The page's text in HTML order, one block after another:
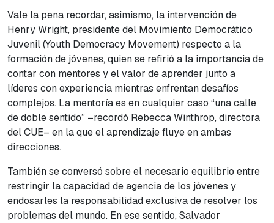
Vale la pena recordar, asimismo, la intervención de
Henry Wright, presidente del Movimiento Democrático
Juvenil (Youth Democracy Movement) respecto a la
formación de jóvenes, quien se refirió a la importancia de
contar con mentores y el valor de aprender junto a
líderes con experiencia mientras enfrentan desafíos
complejos. La mentoría es en cualquier caso “una calle
de doble sentido” –recordó Rebecca Winthrop, directora
del CUE– en la que el aprendizaje fluye en ambas
direcciones.
También se conversó sobre el necesario equilibrio entre
restringir la capacidad de agencia de los jóvenes y
endosarles la responsabilidad exclusiva de resolver los
problemas del mundo. En ese sentido, Salvador